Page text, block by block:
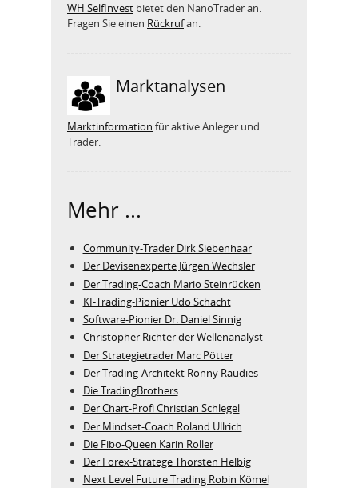
WH SelfInvest bietet den NanoTrader an.
Fragen Sie einen Rückrufan.
Marktanalysen
Marktinformation für aktive Anleger und
Trader.
Mehr ...
Community-Trader Dirk Siebenhaar
Der Devisenexperte Jürgen Wechsler
Der Trading-Coach Mario Steinrücken
KI-Trading-Pionier Udo Schacht
Software-Pionier Dr. Daniel Sinnig
Christopher Richter der Wellenanalyst
Der Strategietrader Marc Pötter
Der Trading-Architekt Ronny Raudies
Die TradingBrothers
Der Chart-Profi Christian Schlegel
Der Mindset-Coach Roland Ullrich
Die Fibo-Queen Karin Roller
Der Forex-Stratege Thorsten Helbig
Next Level Future Trading Robin Kömel